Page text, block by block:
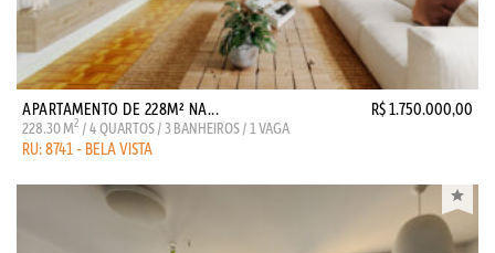
APARTAMENTO DE 228M² NA... R$ 1.750.000,00
228.30 M2 / 4 QUARTOS / 3 BANHEIROS / 1 VAGA
RU: 8741 - BELA VISTA